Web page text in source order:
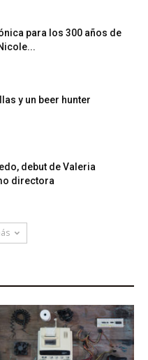
para los 300 años de
y un beer hunter
debut de Valeria
directora